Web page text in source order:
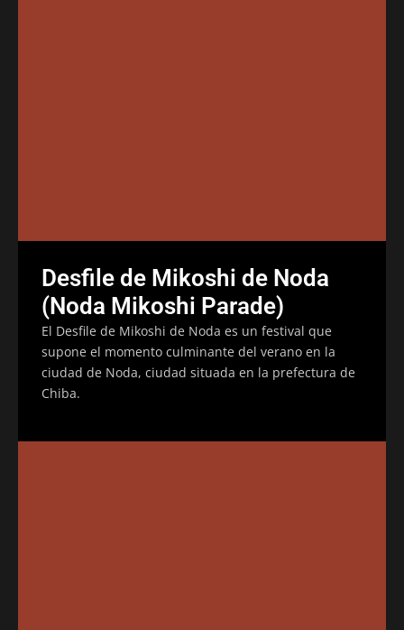
Desfile de Mikoshi de Noda
(Noda Mikoshi Parade)
El Desfile de Mikoshi de Noda es un festival que
supone el momento culminante del verano en la
ciudad de Noda, ciudad situada en la prefectura de
Chiba.